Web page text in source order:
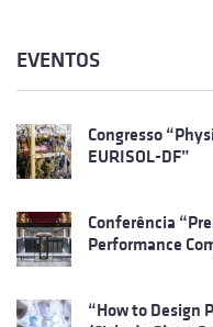
EVENTOS
Congresso
EURISOL-DF”
Conferência
Performance
“How to Design